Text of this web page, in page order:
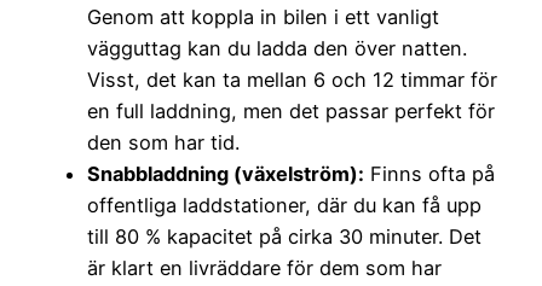
Genom att koppla in bilen i ett vanligt
vägguttag kan du ladda den över natten.
Visst, det kan ta mellan 6 och 12 timmar för
en full laddning, men det passar perfekt för
den som har tid.
Snabbladdning (växelström): Finns ofta på
offentliga laddstationer, där du kan få upp
till 80 % kapacitet på cirka 30 minuter. Det
är klart en livräddare för dem som har